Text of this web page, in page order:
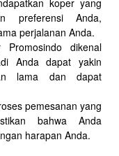
preferensi Anda,
perjalanan Anda.
Promosindo dikenal
Anda dapat yakin
lama dan dapat
pemesanan yang
bahwa Anda
harapan Anda.